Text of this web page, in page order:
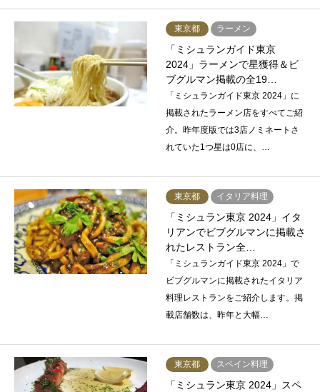
東京都 ラーメン
「ミシュランガイド東京
2024」ラーメンで星獲得＆ビ
ブグルマン掲載の全19…
「ミシュランガイド東京 2024」に
掲載されたラーメン店をすべてご紹
介。昨年度版では3店ノミネートさ
れていた1つ星は0店に、…
東京都 イタリア料理
「ミシュラン東京 2024」イタ
リアンでビブグルマンに掲載さ
れたレストラン全…
「ミシュランガイド東京 2024」で
ビブグルマンに掲載されたイタリア
料理レストランをご紹介します。掲
載店舗数は、昨年と大幅…
東京都 スペイン料理
「ミシュラン東京 2024」スペ